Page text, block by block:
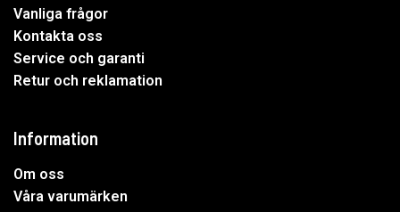
Vanliga frågor
Kontakta oss
Service och garanti
Retur och reklamation
Information
Om oss
Våra varumärken